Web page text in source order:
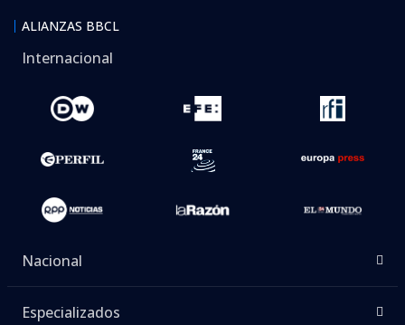
los mejores evaluados.
Fernando Solabarrieta,quien en las últimas
programa de streaming ‘Sin Filtros’, quién en la
incluido.
Solabarrieta irrumpió con un 85% de conocimiento,
José Antonio Neme (93%), Julio César Rodríguez,